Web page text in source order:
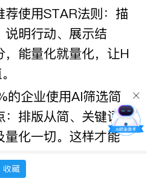
荐使用STAR法则：描
明行动、展示结
能量化就量化，让H
的企业使用AI筛选简
排版从简、关键词
化一切。这样才能
属
收藏